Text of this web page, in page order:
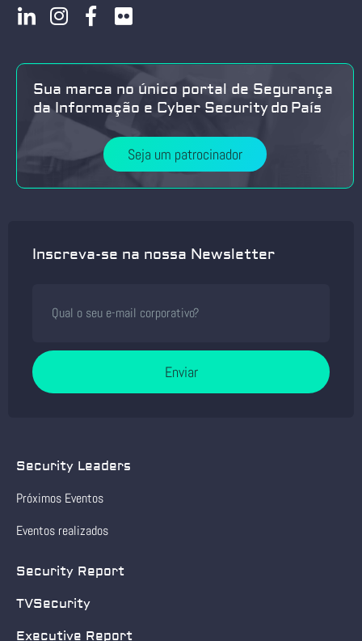
Sua marca no único portal de Segurança
da Informação e Cyber Security do País
Seja um patrocinador
Inscreva-se na nossa Newsletter
Enviar
Security Leaders
Próximos Eventos
Eventos realizados
Security Report
TVSecurity
Executive Report